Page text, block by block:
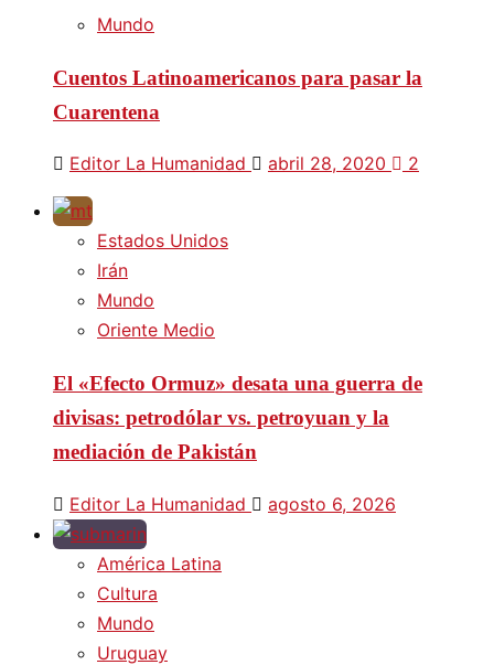
Mundo
Cuentos Latinoamericanos para pasar la
Cuarentena
Editor La Humanidad abril 28, 2020 2
Estados Unidos
Irán
Mundo
Oriente Medio
El «Efecto Ormuz» desata una guerra de
divisas: petrodólar vs. petroyuan y la
mediación de Pakistán
Editor La Humanidad agosto 6, 2026
América Latina
Cultura
Mundo
Uruguay